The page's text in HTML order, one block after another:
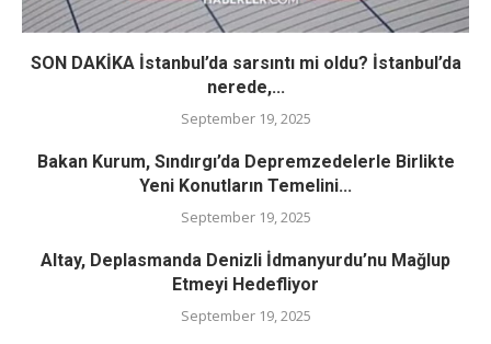
SON DAKİKA İstanbul’da sarsıntı mi oldu? İstanbul’da
nerede,...
September 19, 2025
Bakan Kurum, Sındırgı’da Depremzedelerle Birlikte
Yeni Konutların Temelini...
September 19, 2025
Altay, Deplasmanda Denizli İdmanyurdu’nu Mağlup
Etmeyi Hedefliyor
September 19, 2025